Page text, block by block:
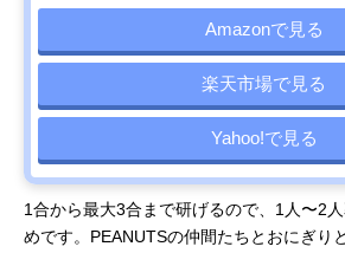
Amazonで見る
楽天市場で見る
Yahoo!で見る
1合から最大3合まで研げるので、1人〜2
めです。PEANUTSの仲間たちとおにぎり